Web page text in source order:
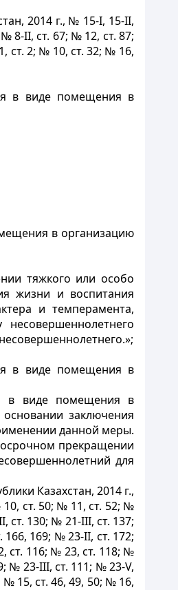
2014 г., № 15-І, 15-II,
8-II, ст. 67; № 12, ст. 87;
ст. 2; № 10, ст. 32; № 16,
в виде помещения в
в организацию
тяжкого или особо
жизни и воспитания
и темперамента,
в виде помещения в
в виде помещения в
заключения
данной меры.
прекращении
для
Казахстан, 2014 г.,
10, ст. 50; № 11, ст. 52; №
ст. 130; № 21-III, ст. 137;
166, 169; № 23-II, ст. 172;
ст. 116; № 23, ст. 118; №
№ 23-III, ст. 111; № 23-V,
№ 15, ст. 46, 49, 50; № 16,